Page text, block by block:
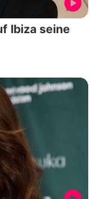
Ibiza seine